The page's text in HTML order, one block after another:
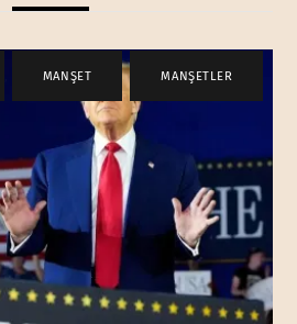
MANŞET , MANŞETLER